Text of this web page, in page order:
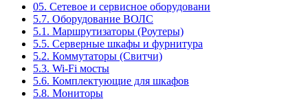
05. Сетевое и сервисное оборудовани
5.7. Оборудование ВОЛС
5.1. Маршрутизаторы (Роутеры)
5.5. Серверные шкафы и фурнитура
5.2. Коммутаторы (Свитчи)
5.3. Wi-Fi мосты
5.6. Комплектующие для шкафов
5.8. Мониторы